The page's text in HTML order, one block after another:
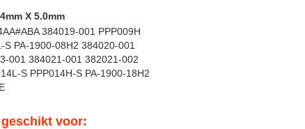
X 5.0mm
384019-001 PPP009H
S PA-1900-08H2 384020-001
001 384021-001 382021-002
S PPP014H-S PA-1900-18H2
voor: